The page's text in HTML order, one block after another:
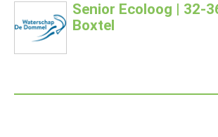
Senior Ecoloog | 32-
Boxtel